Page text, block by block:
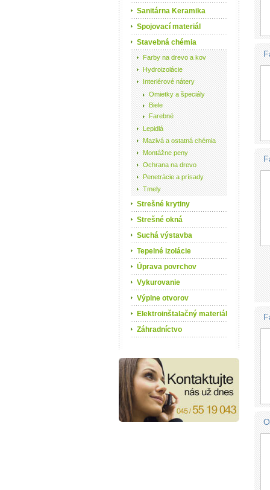
Sanitárna Keramika
Spojovací materiál
Stavebná chémia
Farby na drevo a kov
Hydroizolácie
Interiérové nátery
Omietky a špeciály
Biele
Farebné
Lepidlá
Mazivá a ostatná chémia
Montážne peny
Ochrana na drevo
Penetrácie a prísady
Tmely
Strešné krytiny
Strešné okná
Suchá výstavba
Tepelné izolácie
Úprava povrchov
Vykurovanie
Výplne otvorov
Elektroinštalačný materiál
Záhradníctvo